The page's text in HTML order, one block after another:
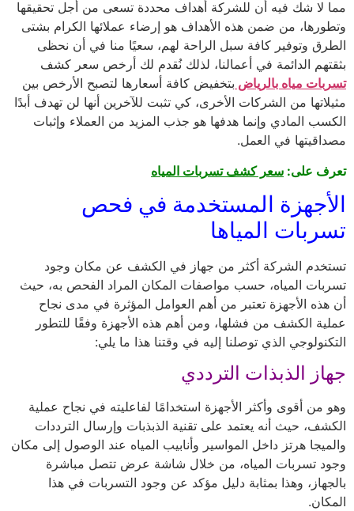
مما لا شك فيه أن للشركة أهداف محددة تسعى من أجل تحقيقها
وتطورها، من ضمن هذه الأهداف هو إرضاء عملائها الكرام بشتى
الطرق وتوفير كافة سبل الراحة لهم، سعيًا منا في أن نحظى
بثقتهم الدائمة في أعمالنا، لذلك نُقدم لك أرخص سعر كشف
تسربات مياه بالرياض بتخفيض كافة أسعارها لتصبح الأرخص بين
مثيلاتها من الشركات الأخرى، كي تثبت للآخرين أنها لن تهدف أبدًا
الكسب المادي وإنما هدفها هو جذب المزيد من العملاء وإثبات
مصداقيتها في العمل.
تعرف على: سعر كشف تسربات المياه
الأجهزة المستخدمة في فحص
تسربات المياها
تستخدم الشركة أكثر من جهاز في الكشف عن مكان وجود
تسربات المياه، حسب مواصفات المكان المراد الفحص به، حيث
أن هذه الأجهزة تعتبر من أهم العوامل المؤثرة في مدى نجاح
عملية الكشف من فشلها، ومن أهم هذه الأجهزة وفقًا للتطور
التكنولوجي الذي توصلنا إليه في وقتنا هذا ما يلي:
جهاز الذبذات الترددي
وهو من أقوى وأكثر الأجهزة استخدامًا لفاعليته في نجاح عملية
الكشف، حيث أنه يعتمد على تقنية الذبذبات وإرسال الترددات
والميجا هرتز داخل المواسير وأنابيب المياه عند الوصول إلى مكان
وجود تسربات المياه، من خلال شاشة عرض تتصل مباشرة
بالجهاز، وهذا بمثابة دليل مؤكد عن وجود التسربات في هذا
المكان.